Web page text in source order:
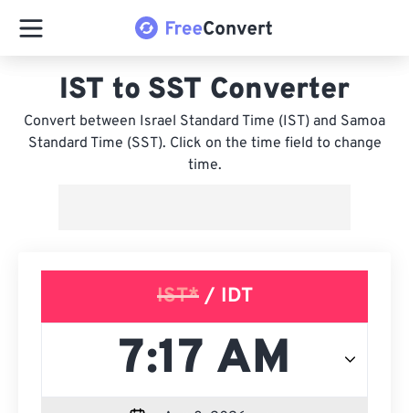
IST to SST Converter
Convert between Israel Standard Time (IST) and Samoa
Standard Time (SST). Click on the time field to change
time.
IST*/ IDT